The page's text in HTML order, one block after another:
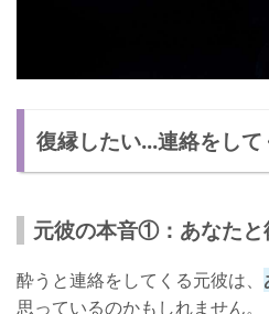
復縁したい...連絡をし
元彼の本音①：あなたと
酔うと連絡をしてくる元彼は、
思っているのかもしれません。